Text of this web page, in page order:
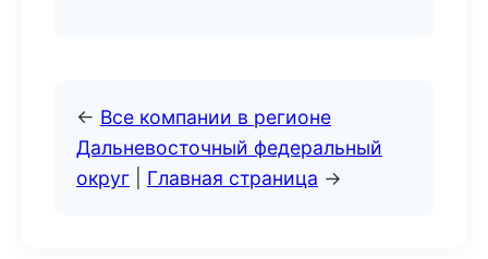
← Все компании в регионе
Дальневосточный федеральный
округ
Главная страница →